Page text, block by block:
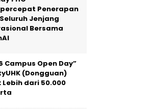
Penerapan
Jenjang
Bersama
Campus Open Day”
(Dongguan)
Lebih dari 50.000